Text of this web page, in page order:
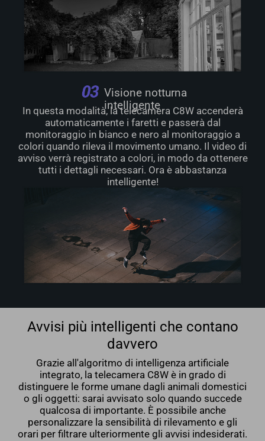
Visione notturna
intelligente
In questa modalità, la telecamera C8W accenderà
automaticamente i faretti e passerà dal
monitoraggio in bianco e nero al monitoraggio a
colori quando rileva il movimento umano. Il video di
avviso verrà registrato a colori, in modo da ottenere
tutti i dettagli necessari. Ora è abbastanza
intelligente!
Avvisi più intelligenti che contano
davvero
Grazie all'algoritmo di intelligenza artificiale
integrato, la telecamera C8W è in grado di
distinguere le forme umane dagli animali domestici
o gli oggetti: sarai avvisato solo quando succede
qualcosa di importante. È possibile anche
personalizzare la sensibilità di rilevamento e gli
orari per filtrare ulteriormente gli avvisi indesiderati.